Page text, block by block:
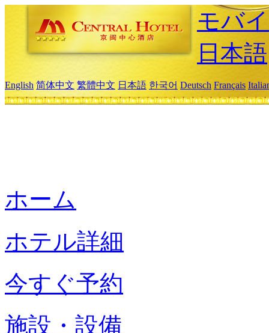
モバ
日本語
English 简体中文 繁體中文 日本語 한국어 Deutsch Français
ホーム
ホテル詳細
今すぐ予約
施設・設備